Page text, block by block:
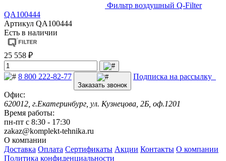
Фильтр воздушный Q-Filter
QA100444
Артикул QA100444
Есть в наличии
25 558 ₽
8 800 222-82-77
Заказать звонок
Подписка на рассылку
Офис:
620012, г.Екатеринбург, ул. Кузнецова, 2Б, оф.1201
Время работы:
пн-пт с 8:30 - 17:30
zakaz@komplekt-tehnika.ru
О компании
Доставка Оплата Сертификаты Акции Контакты О компании
Политика конфиденциальности